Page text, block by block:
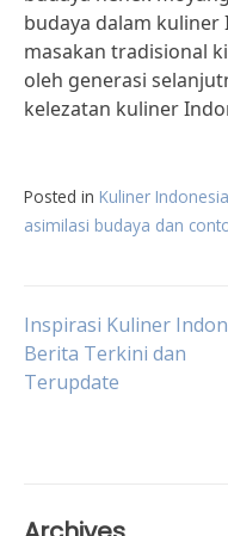
budaya dalam kuliner
masakan tradisional
oleh generasi
kelezatan kuliner
Posted in Kuliner Indonesia
asimilasi budaya dan
Post
navigation
Inspirasi Kuliner
Berita Terkini dan
Terupdate